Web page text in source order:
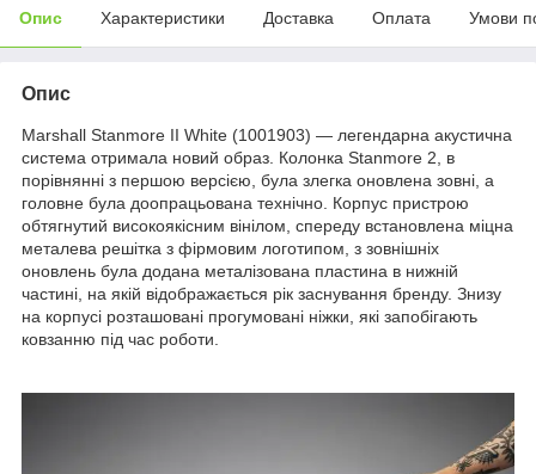
Опис Характеристики Доставка Оплата Умови
Опис
Marshall Stanmore II White (1001903) — легендарна акустична
система отримала новий образ. Колонка Stanmore 2, в
порівнянні з першою версією, була злегка оновлена зовні, а
головне була доопрацьована технічно. Корпус пристрою
обтягнутий високоякісним вінілом, спереду встановлена міцна
металева решітка з фірмовим логотипом, з зовнішніх
оновлень була додана металізована пластина в нижній
частині, на якій відображається рік заснування бренду. Знизу
на корпусі розташовані прогумовані ніжки, які запобігають
ковзанню під час роботи.